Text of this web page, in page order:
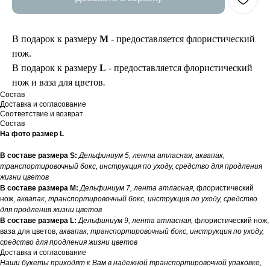
В подарок к размеру М - предоставляется флористический
нож.
В подарок к размеру L - предоставляется флористический
нож и ваза для цветов.
Состав
Доставка и согласование
Соответствие и возврат
Состав
На фото размер L
В составе размера S: Дельфиниум 5, лента атласная, аквапак,
транспортировочный бокс, инструкция по уходу, средство для продления
жизни цветов
В составе размера M: Дельфиниум 7, лента атласная, флористический
нож, аквапак, транспортировочный бокс, инструкция по уходу, средство
для продления жизни цветов
В составе размера L: Дельфиниум 9, лента атласная, флористический нож,
ваза для цветов, аквапак, транспортировочный бокс, инструкция по уходу,
средство для продления жизни цветов
Доставка и согласование
Наши букеты приходят к Вам в надежной транспортировочной упаковке,